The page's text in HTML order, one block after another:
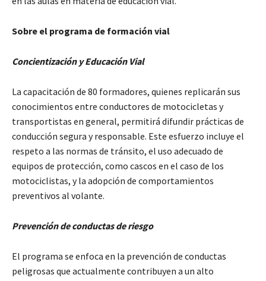
Sobre el programa de formación vial
Concientización y Educación Vial
La capacitación de 80 formadores, quienes replicarán sus
conocimientos entre conductores de motocicletas y
transportistas en general, permitirá difundir prácticas de
conducción segura y responsable. Este esfuerzo incluye el
respeto a las normas de tránsito, el uso adecuado de
equipos de protección, como cascos en el caso de los
motociclistas, y la adopción de comportamientos
preventivos al volante.
Prevención de conductas de riesgo
El programa se enfoca en la prevención de conductas
peligrosas que actualmente contribuyen a un alto